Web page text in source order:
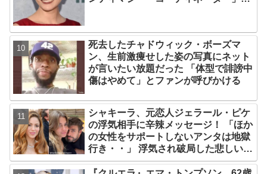
死去したチャドウィック・ボーズマ
ン、生前激痩せした姿の写真にネット
が言いたい放題だった 「体型で誹謗中
傷はやめて」とファンが呼びかける
シャキーラ、元恋人ジェラール・ピケ
の浮気相手に辛辣メッセージ！ 「ほか
の女性をサポートしないアンタは地獄
行き・・」 浮気され破局した悲しい心
境を赤裸々に語る